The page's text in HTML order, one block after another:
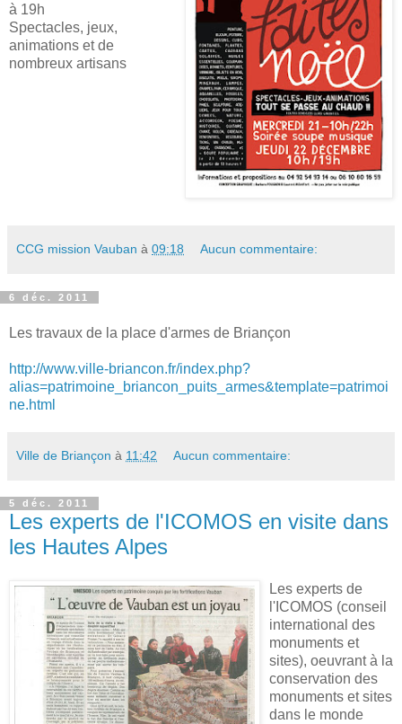
à 19h
Spectacles, jeux,
animations et de
nombreux artisans
CCG mission Vauban à 09:18 Aucun commentaire:
6 déc. 2011
Les travaux de la place d'armes de Briançon
http://www.ville-briancon.fr/index.php?
alias=patrimoine_briancon_puits_armes&template=patrimoi
ne.html
Ville de Briançon à 11:42 Aucun commentaire:
5 déc. 2011
Les experts de l'ICOMOS en visite dans
les Hautes Alpes
Les experts de
l'ICOMOS (conseil
international des
monuments et
sites), oeuvrant à la
conservation des
monuments et sites
dans le monde